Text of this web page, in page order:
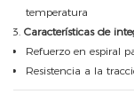
temperatura
Características de
Refuerzo en espiral
Resistencia a la